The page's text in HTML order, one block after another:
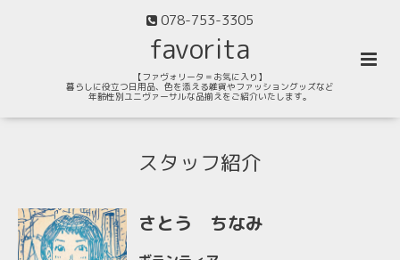
078-753-3305
favorita
【ファヴォリータ＝お気に入り】
暮らしに役立つ日用品、色を添える雑貨やファッショングッズなど
年齢性別ユニヴァーサルな品揃えをご紹介いたします。
スタッフ紹介
さとう ちなみ